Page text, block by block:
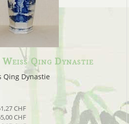
Weiss Qing Dynastie
Qing Dynastie
CHF
CHF